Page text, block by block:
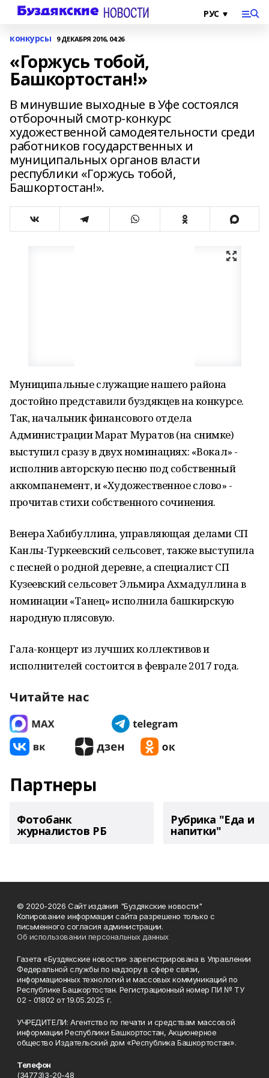
конкурсы 9 ДЕКАБРЯ 2016, 04:26
«Горжусь тобой,
Башкортостан!»
В минувшие выходные в Уфе состоялся
отборочный смотр-конкурс
художественной самодеятельности среди
работников государственных и
муниципальных органов власти
республики «Горжусь тобой,
Башкортостан!».
Муниципальные служащие нашего района
достойно представили буздякцев на конкурсе.
Так, начальник финансового отдела
Администрации Марат Муратов (на снимке)
выступил сразу в двух номинациях: «Вокал» -
исполнив авторскую песню под собственный
аккомпанемент, и «Художественное слово» -
прочитав стихи собственного сочинения.
Венера Хабибуллина, управляющая делами СП
Канлы-Туркеевский сельсовет, также выступила
с песней о родной деревне, а специалист СП
Кузеевский сельсовет Эльмира Ахмадуллина в
номинации «Танец» исполнила башкирскую
народную плясовую.
Гала-концерт из лучших коллективов и
исполнителей состоится в феврале 2017 года.
Читайте нас
Партнеры
Фотобанк
журналистов РБ
Рубрика "Еда и
напитки"
© 2020-2026 Сайт издания "Буздякские новости"
Копирование информации сайта разрешено только с
письменного согласия администрации.
Об использовании персональных данных
Газета «Буздякские новости» зарегистрирована в Управлении
Федеральной службы по надзору в сфере связи,
информационных технологий и массовых коммуникаций по
Республике Башкортостан. Регистрационный номер ПИ № ТУ
02 - 01802 от 19.05.2025 г.
УЧРЕДИТЕЛИ: Агентство по печати и средствам массовой
информации Республики Башкортостан, Акционерное
общество Издательский дом «Республика Башкортостан».
Телефон
(34773)3-20-48